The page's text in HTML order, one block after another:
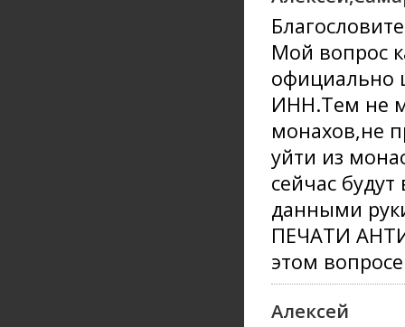
Мой вопрос
официально
ИНН.Тем не
монахов,не
уйти из
сейчас
данными
ПЕЧАТИ
этом
Алексей